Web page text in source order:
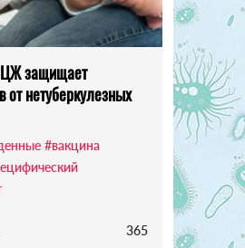
защищает
от нетуберкулезных
#вакцина
365